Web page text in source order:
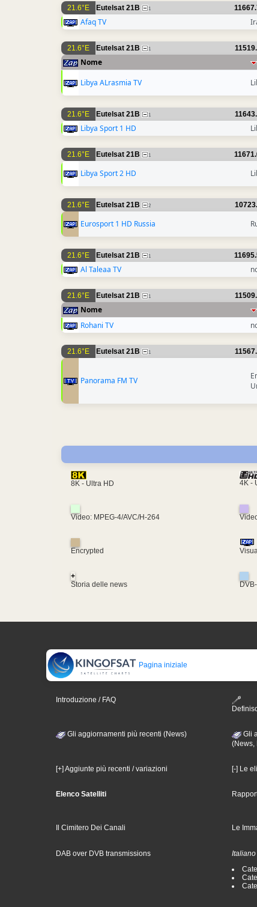
21.6°E Eutelsat 21B 1
Afaq TV
21.6°E Eutelsat 21B 1
Nome
Libya ALrasmia TV
21.6°E Eutelsat 21B 1
Libya Sport 1 HD
21.6°E Eutelsat 21B 1
Libya Sport 2 HD
21.6°E Eutelsat 21B 2
Eurosport 1 HD Russia
21.6°E Eutelsat 21B 1
Al Taleaa TV
21.6°E Eutelsat 21B 1
Nome
Rohani TV
21.6°E Eutelsat 21B 1
Panorama FM TV
8K - Ultra HD 4K -
Video: MPEG-4/AVC/H-264
Encrypted
+
Storia delle news
Pagina iniziale
Introduzione / FAQ
Gli aggiornamenti più recenti (News)
Gli
(News,
[+] Aggiunte più recenti / variazioni [-] Le
Elenco Satelliti
Il Cimitero Dei Canali Le
DAB over DVB transmissions
Italiano